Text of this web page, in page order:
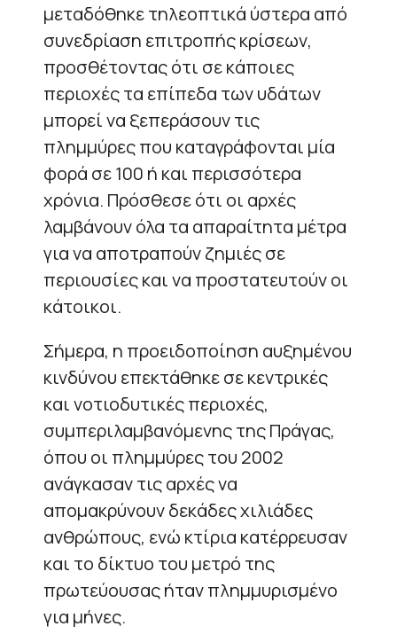
μεταδόθηκε τηλεοπτικά ύστερα από
συνεδρίαση επιτροπής κρίσεων,
προσθέτοντας ότι σε κάποιες
περιοχές τα επίπεδα των υδάτων
μπορεί να ξεπεράσουν τις
πλημμύρες που καταγράφονται μία
φορά σε 100 ή και περισσότερα
χρόνια. Πρόσθεσε ότι οι αρχές
λαμβάνουν όλα τα απαραίτητα μέτρα
για να αποτραπούν ζημιές σε
περιουσίες και να προστατευτούν οι
κάτοικοι.
Σήμερα, η προειδοποίηση αυξημένου
κινδύνου επεκτάθηκε σε κεντρικές
και νοτιοδυτικές περιοχές,
συμπεριλαμβανόμενης της Πράγας,
όπου οι πλημμύρες του 2002
ανάγκασαν τις αρχές να
απομακρύνουν δεκάδες χιλιάδες
ανθρώπους, ενώ κτίρια κατέρρευσαν
και το δίκτυο του μετρό της
πρωτεύουσας ήταν πλημμυρισμένο
για μήνες.